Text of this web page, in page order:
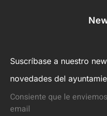
Suscríbase a nuestro
novedades del
Consiente que le
email